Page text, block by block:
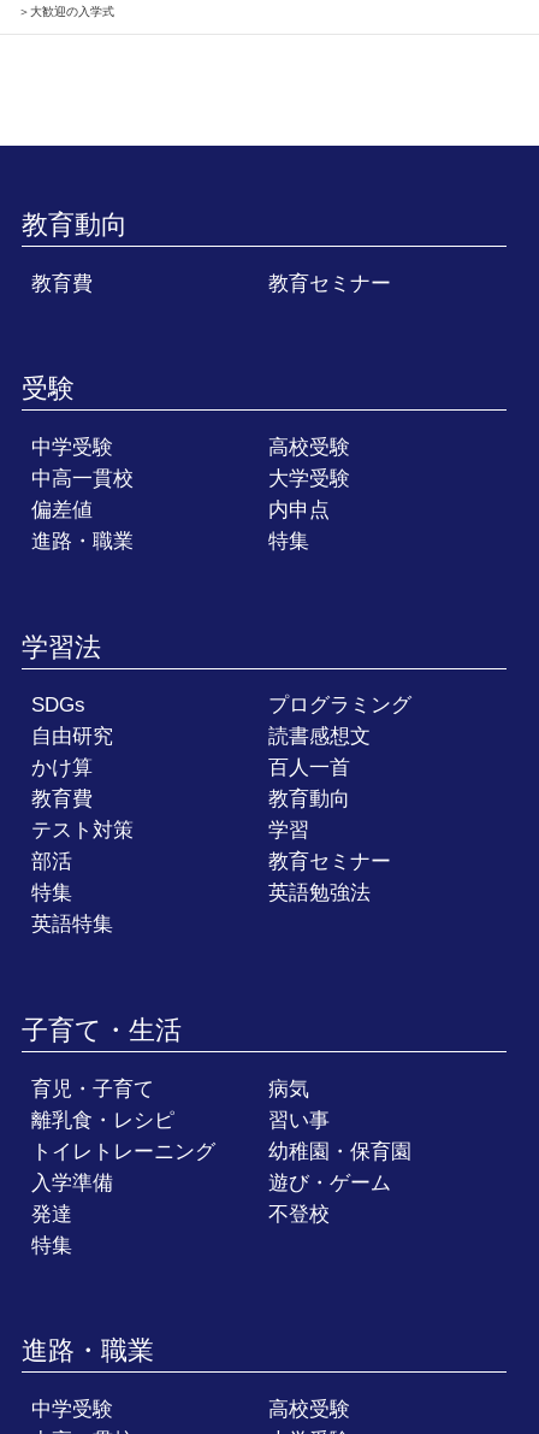
＞大歓迎の入学式
教育動向
教育費 教育セミナー
受験
中学受験
高校受験
中高一貫校
大学受験
偏差値
内申点
進路・職業
特集
学習法
SDGs
プログラミング
自由研究
読書感想文
かけ算
百人一首
教育費
教育動向
テスト対策
学習
部活
教育セミナー
特集
英語勉強法
英語特集
子育て・生活
育児・子育て
病気
離乳食・レシピ
習い事
トイレトレーニング
幼稚園・保育園
入学準備
遊び・ゲーム
発達
不登校
特集
進路・職業
中学受験
高校受験